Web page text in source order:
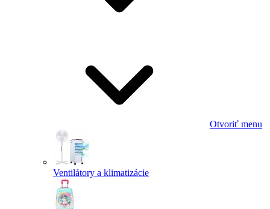
Otvoriť menu
Ventilátory a klimatizácie